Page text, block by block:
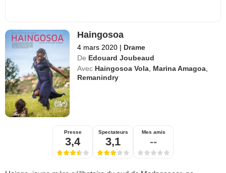
Haingosoa
4 mars 2020 | Drame
De Edouard Joubeaud
Avec Haingosoa Vola Marina Amagoa
Remanindry
Presse
3,4
Spectateurs
3,1
Mes amis
--